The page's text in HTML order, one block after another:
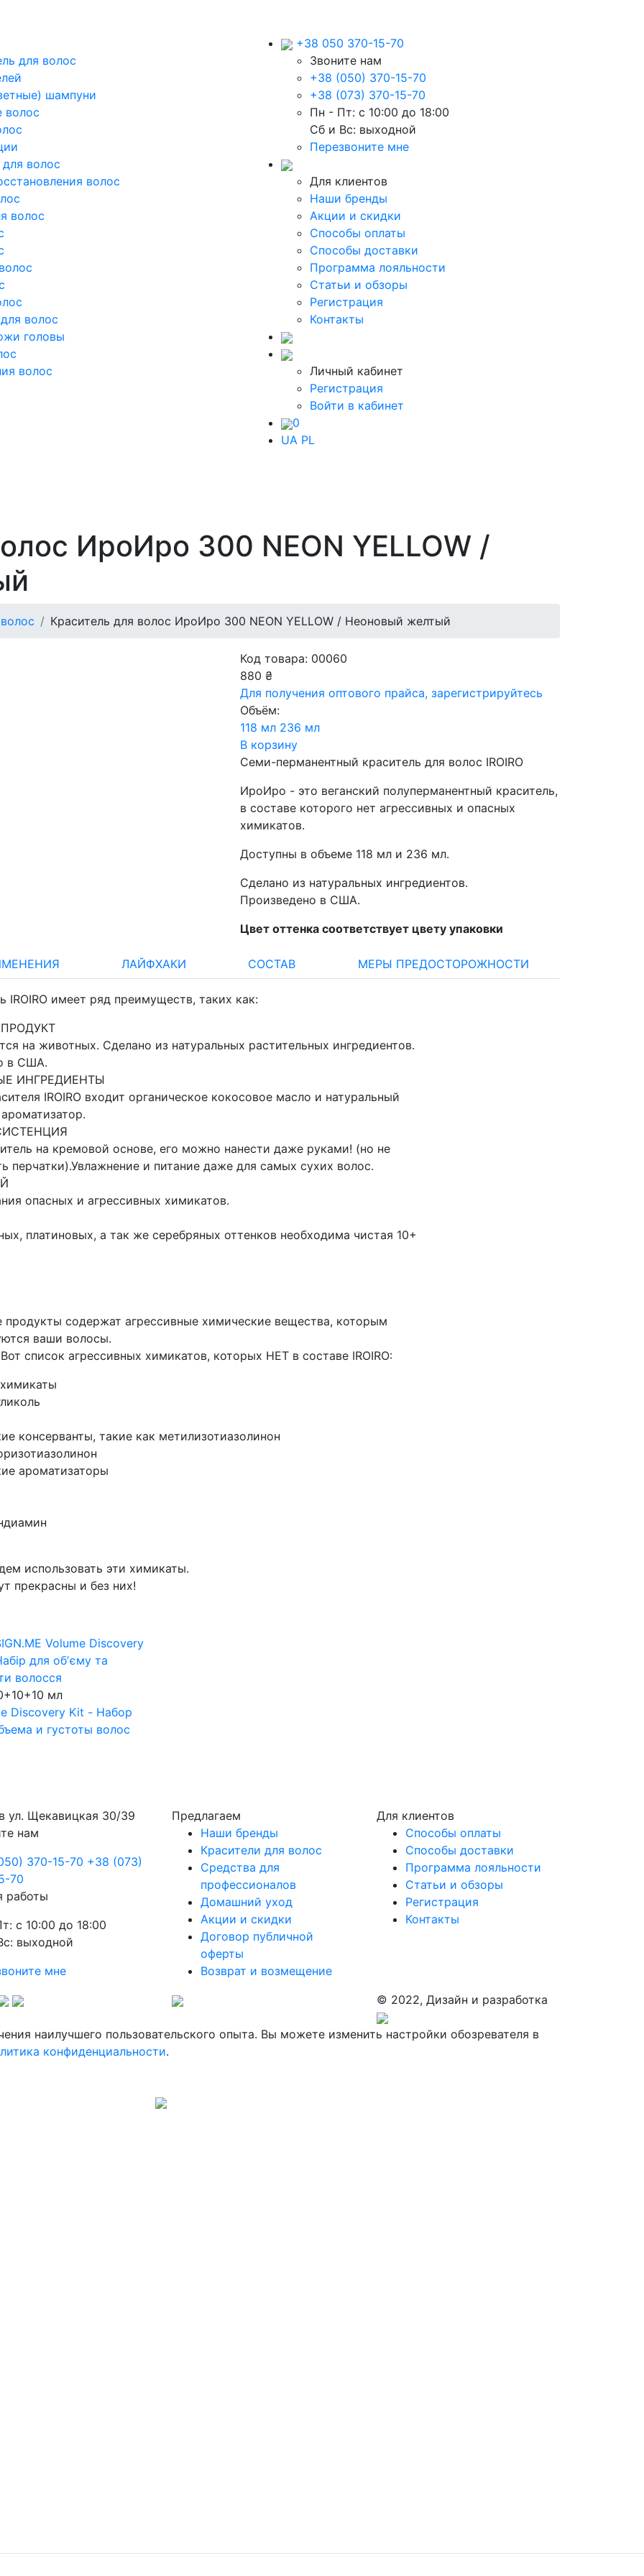
для волос
шампуни
волос
волос
волос
волос
волос
головы
волос
+38 050 370-15-70
Звоните нам
+38 (050) 370-15-70
+38 (073) 370-15-70
Пн - Пт: с 10:00 до 18:00
Сб и Вс: выходной
Перезвоните мне
Для клиентов
Наши бренды
Акции и скидки
Способы оплаты
Способы доставки
Программа лояльности
Статьи и обзоры
Регистрация
Контакты
Личный кабинет
Регистрация
Войти в кабинет
0
UA PL
ИроИро 300 NEON YELLOW /
Краситель для волос ИроИро 300 NEON YELLOW / Неоновый желтый
Код товара: 00060
880 ₴
Для получения оптового прайса, зарегистрируйтесь
Объём:
118 мл 236 мл
В корзину
Семи-перманентный краситель для волос IROIRO
ИроИро - это веганский полуперманентный краситель,
в составе которого нет агрессивных и опасных
химикатов.
Доступны в объеме 118 мл и 236 мл.
Сделано из натуральных ингредиентов.
Произведено в США.
Цвет оттенка соответствует цвету упаковки
ЛАЙФХАКИ СОСТАВ МЕРЫ ПРЕДОСТОРОЖНОСТИ
IROIRO имеет ряд преимуществ, таких как:
на животных. Сделано из натуральных растительных ингредиентов.
в США.
ИНГРЕДИЕНТЫ
IROIRO входит органическое кокосовое масло и натуральный
на кремовой основе, его можно нанести даже руками! (но не
перчатки).Увлажнение и питание даже для самых сухих волос.
опасных и агрессивных химикатов.
платиновых, а так же серебряных оттенков необходима чистая 10+
продукты содержат агрессивные химические вещества, которым
ваши волосы.
список агрессивных химикатов, которых НЕТ в составе IROIRO:
консерванты, такие как метилизотиазолинон
ароматизаторы
использовать эти химикаты.
прекрасны и без них!
мл
Discovery Kit - Набор
и густоты волос
ул. Щекавицкая 30/39
нам
370-15-70 +38 (073)
70
работы
с 10:00 до 18:00
выходной
мне
Предлагаем
Наши бренды
Красители для волос
Средства для
профессионалов
Домашний уход
Акции и скидки
Договор публичной
оферты
Возврат и возмещение
Для клиентов
Способы оплаты
Способы доставки
Программа лояльности
Статьи и обзоры
Регистрация
Контакты
© 2022, Дизайн и разработка
наилучшего пользовательского опыта. Вы можете изменить настройки обозревателя в
конфиденциальности.